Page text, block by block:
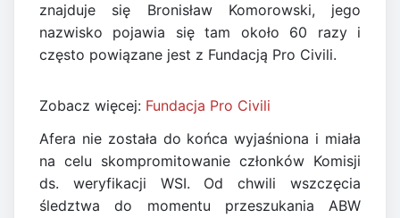
znajduje się Bronisław Komorowski, jego
nazwisko pojawia się tam około 60 razy i
często powiązane jest z Fundacją Pro Civili.
Zobacz więcej: Fundacja Pro Civili
Afera nie została do końca wyjaśniona i miała
na celu skompromitowanie członków Komisji
ds. weryfikacji WSI. Od chwili wszczęcia
śledztwa do momentu przeszukania ABW